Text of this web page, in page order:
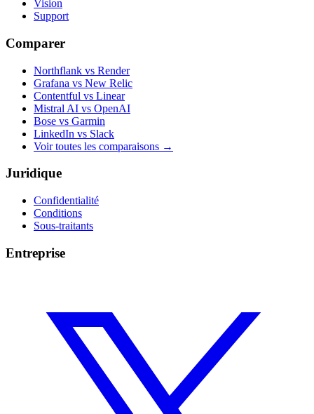
Vision
Support
Comparer
Northflank vs Render
Grafana vs New Relic
Contentful vs Linear
Mistral AI vs OpenAI
Bose vs Garmin
LinkedIn vs Slack
Voir toutes les comparaisons →
Juridique
Confidentialité
Conditions
Sous-traitants
Entreprise